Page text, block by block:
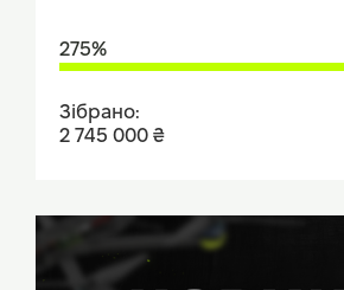
Зібрано:
2 745 000 ₴
275%